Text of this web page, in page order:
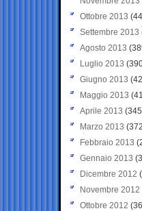
Ottobre 2013
Settembre 2013
Agosto 2013
Luglio 2013
Giugno 2013
Maggio 2013
Aprile 2013
Marzo 2013
Febbraio 2013
Gennaio 2013
Dicembre 2012
Novembre 2012
Ottobre 2012